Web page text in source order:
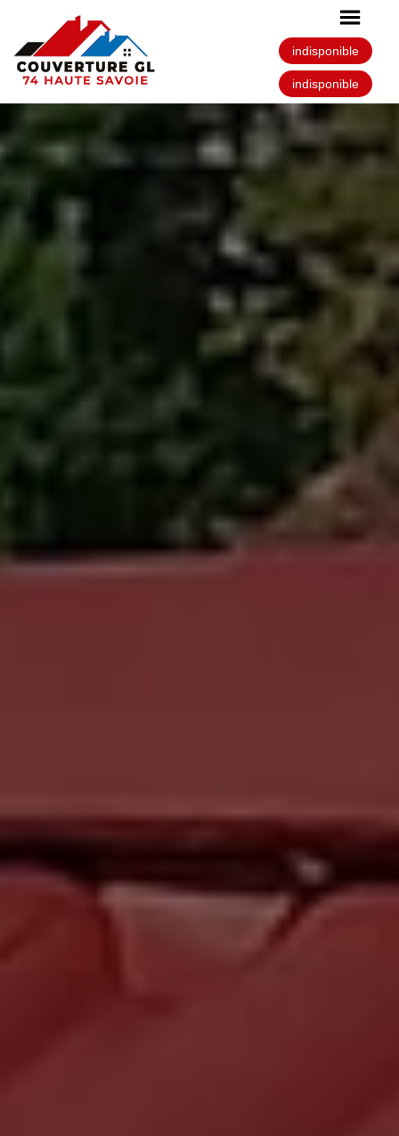
indisponible
indisponible